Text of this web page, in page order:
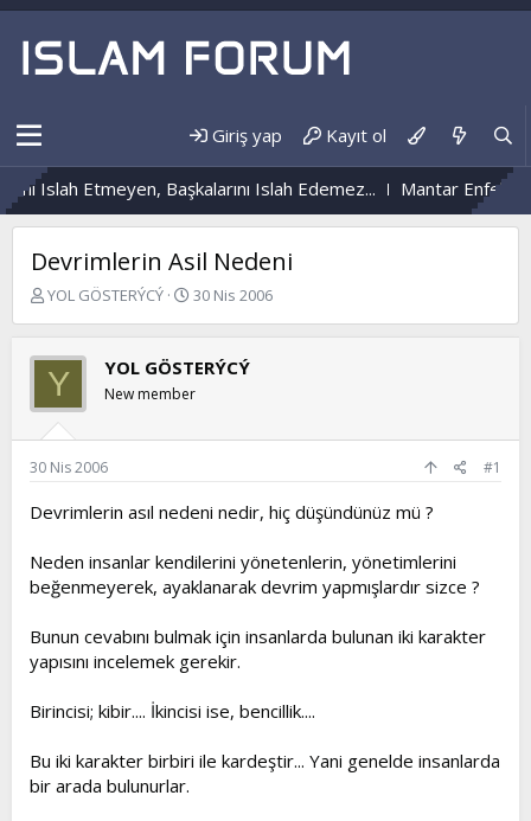
Giriş yap Kayıt ol
Islah Etmeyen, Başkalarını Islah Edemez... Mantar
Devrimlerin Asil Nedeni
K
b
u
u
b
a
l
a
n
YOL GÖSTERÝCÝ
B
l
a
n
ı
a
h
i
30 Nis 2006
Y YOL GÖSTERÝCÝ
New member
30 Nis 2006 #1
Devrimlerin asıl nedeni nedir, hiç düşündünüz mü ?
Neden insanlar kendilerini yönetenlerin, yönetimlerini
beğenmeyerek, ayaklanarak devrim yapmışlardır sizce ?
Bunun cevabını bulmak için insanlarda bulunan iki karakter
yapısını incelemek gerekir.
Birincisi; kibir.... İkincisi ise, bencillik....
Bu iki karakter birbiri ile kardeştir... Yani genelde insanlarda
bir arada bulunurlar.